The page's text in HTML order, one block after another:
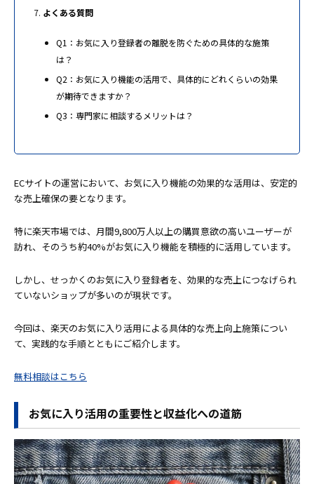
よくある質問
Q1：お気に入り登録者の離脱を防ぐための具体的な施策
は？
Q2：お気に入り機能の活用で、具体的にどれくらいの効果
が期待できますか？
Q3：専門家に相談するメリットは？
ECサイトの運営において、お気に入り機能の効果的な活用は、安定的
な売上確保の要となります。
特に楽天市場では、月間9,800万人以上の購買意欲の高いユーザーが
訪れ、そのうち約40%がお気に入り機能を積極的に活用しています。
しかし、せっかくのお気に入り登録者を、効果的な売上につなげられ
ていないショップが多いのが現状です。
今回は、楽天のお気に入り活用による具体的な売上向上施策につい
て、実践的な手順とともにご紹介します。
無料相談はこちら
お気に入り活用の重要性と収益化への道筋